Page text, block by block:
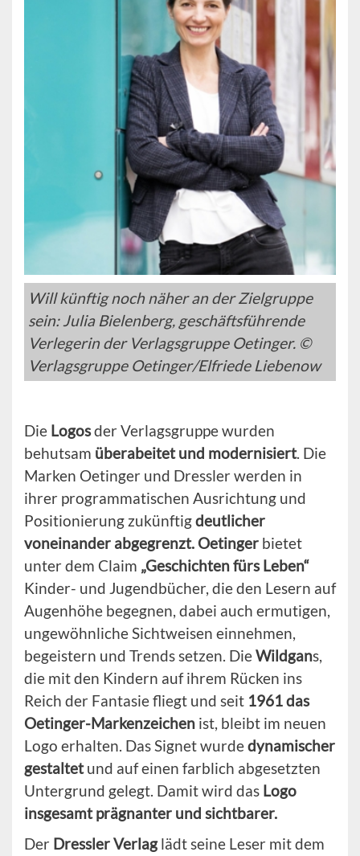
Will künftig noch näher an der Zielgruppe
sein: Julia Bielenberg, geschäftsführende
Verlegerin der Verlagsgruppe Oetinger. ©
Verlagsgruppe Oetinger/Elfriede Liebenow
Die Logosder Verlagsgruppe wurden
behutsam überabeitet und modernisiert. Die
Marken Oetinger und Dressler werden in
ihrer programmatischen Ausrichtung und
Positionierung zukünftigdeutlicher
voneinander abgegrenzt. Oetinger bietet
unter dem Claim „Geschichten fürs Leben“
Kinder- und Jugendbücher, die den Lesern auf
Augenhöhe begegnen, dabei auch ermutigen,
ungewöhnliche Sichtweisen einnehmen,
begeistern und Trends setzen. DieWildgans,
die mit den Kindern auf ihrem Rücken ins
Reich der Fantasie fliegt und seit 1961 das
Oetinger-Markenzeichen ist, bleibt im neuen
Logo erhalten. Das Signet wurdedynamischer
gestaltetund auf einen farblich abgesetzten
Untergrund gelegt. Damit wird das Logo
insgesamt prägnanter und sichtbarer.
Der Dressler Verlaglädt seine Leser mit dem